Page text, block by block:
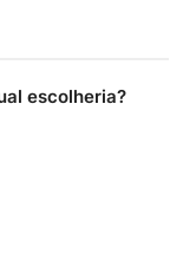
escolheria?